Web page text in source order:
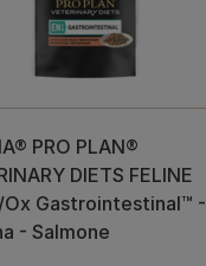
PRO PLAN®
DIETS FELINE
Ox Gastrointestinal™ -
- Salmone